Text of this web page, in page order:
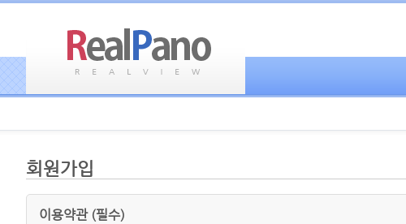
회원가입
이용약관 (필수)